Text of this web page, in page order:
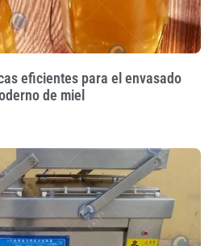
eficientes para el envasado
de miel